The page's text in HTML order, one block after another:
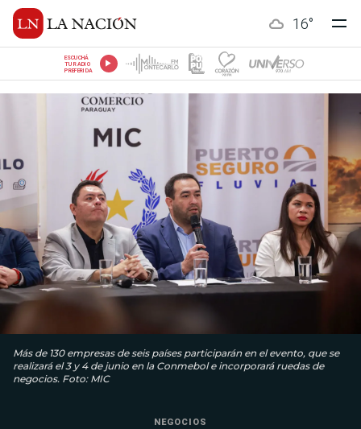
16°
ESCUCHÁ
TU RADIO
PREFERIDA
Más de 130 empresas de seis países participarán en el evento, que se
realizará el 3 y 4 de junio en la Conmebol e incorporará ruedas de
negocios. Foto: MIC
NEGOCIOS